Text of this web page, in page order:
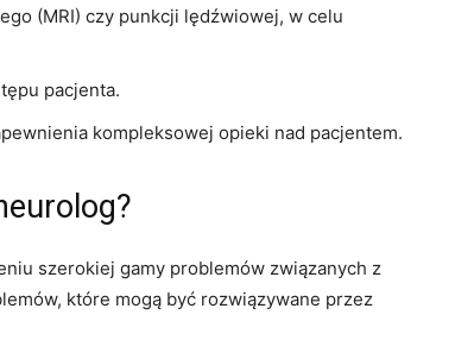
(MRI) czy punkcji lędźwiowej, w celu
pacjenta.
kompleksowej opieki nad pacjentem.
szerokiej gamy problemów związanych z
które mogą być rozwiązywane przez